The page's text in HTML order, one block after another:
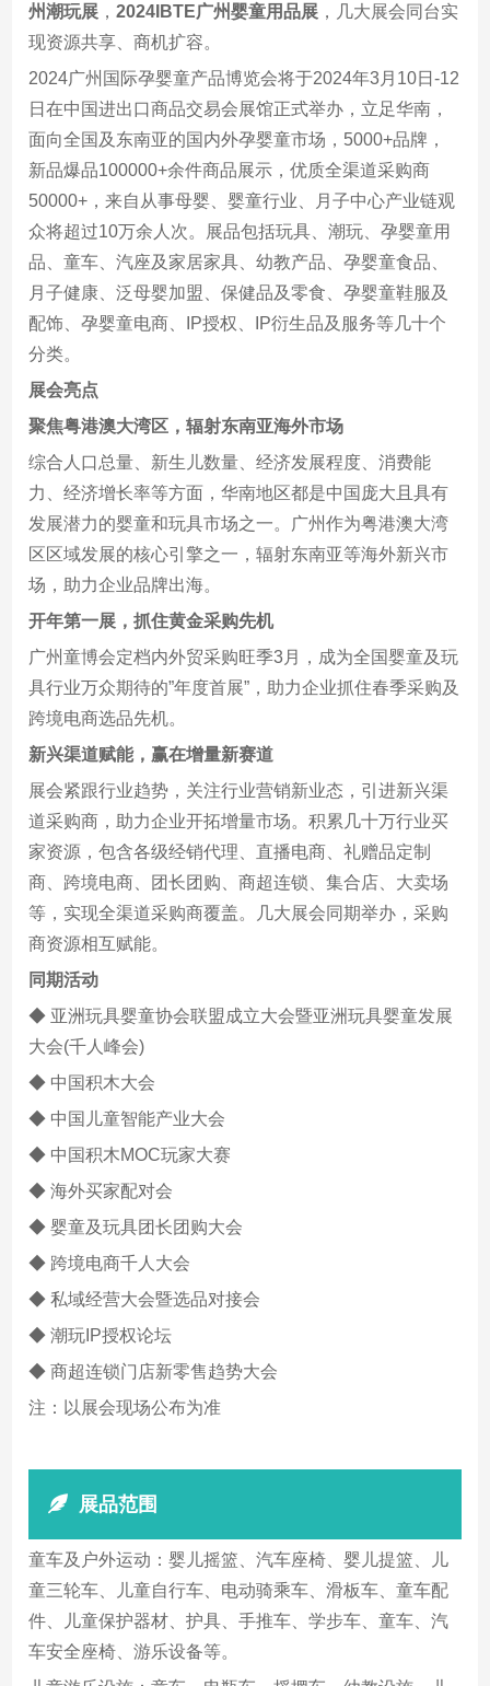
州潮玩展 ，2024IBTE广州婴童用品展 ，几大展会同台实
现资源共享、商机扩容。
2024广州国际孕婴童产品博览会将于2024年3月10日-12
日在中国进出口商品交易会展馆正式举办，立足华南，
面向全国及东南亚的国内外孕婴童市场，5000+品牌，
新品爆品100000+余件商品展示，优质全渠道采购商
50000+，来自从事母婴、婴童行业、月子中心产业链观
众将超过10万余人次。展品包括玩具、潮玩、孕婴童用
品、童车、汽座及家居家具、幼教产品、孕婴童食品、
月子健康、泛母婴加盟、保健品及零食、孕婴童鞋服及
配饰、孕婴童电商、IP授权、IP衍生品及服务等几十个
分类。
展会亮点
聚焦粤港澳大湾区，辐射东南亚海外市场
综合人口总量、新生儿数量、经济发展程度、消费能
力、经济增长率等方面，华南地区都是中国庞大且具有
发展潜力的婴童和玩具市场之一。广州作为粤港澳大湾
区区域发展的核心引擎之一，辐射东南亚等海外新兴市
场，助力企业品牌出海。
开年第一展，抓住黄金采购先机
广州童博会定档内外贸采购旺季3月，成为全国婴童及玩
具行业万众期待的”年度首展”，助力企业抓住春季采购及
跨境电商选品先机。
新兴渠道赋能，赢在增量新赛道
展会紧跟行业趋势，关注行业营销新业态，引进新兴渠
道采购商，助力企业开拓增量市场。积累几十万行业买
家资源，包含各级经销代理、直播电商、礼赠品定制
商、跨境电商、团长团购、商超连锁、集合店、大卖场
等，实现全渠道采购商覆盖。几大展会同期举办，采购
商资源相互赋能。
同期活动
◆ 亚洲玩具婴童协会联盟成立大会暨亚洲玩具婴童发展
大会(千人峰会)
◆ 中国积木大会
◆ 中国儿童智能产业大会
◆ 中国积木MOC玩家大赛
◆ 海外买家配对会
◆ 婴童及玩具团长团购大会
◆ 跨境电商千人大会
◆ 私域经营大会暨选品对接会
◆ 潮玩IP授权论坛
◆ 商超连锁门店新零售趋势大会
注：以展会现场公布为准
展品范围
童车及户外运动：婴儿摇篮、汽车座椅、婴儿提篮、儿
童三轮车、儿童自行车、电动骑乘车、滑板车、童车配
件、儿童保护器材、护具、手推车、学步车、童车、汽
车安全座椅、游乐设备等。